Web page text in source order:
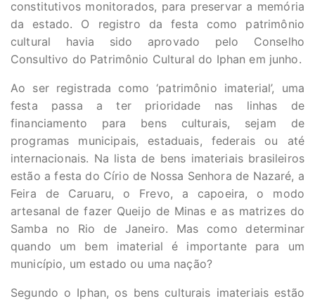
constitutivos monitorados, para preservar a memória
da estado. O registro da festa como patrimônio
cultural havia sido aprovado pelo Conselho
Consultivo do Patrimônio Cultural do Iphan em junho.
Ao ser registrada como ‘patrimônio imaterial’, uma
festa passa a ter prioridade nas linhas de
financiamento para bens culturais, sejam de
programas municipais, estaduais, federais ou até
internacionais. Na lista de bens imateriais brasileiros
estão a festa do Círio de Nossa Senhora de Nazaré, a
Feira de Caruaru, o Frevo, a capoeira, o modo
artesanal de fazer Queijo de Minas e as matrizes do
Samba no Rio de Janeiro. Mas como determinar
quando um bem imaterial é importante para um
município, um estado ou uma nação?
Segundo o Iphan, os bens culturais imateriais estão